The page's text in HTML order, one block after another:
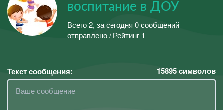
воспитание в ДОУ
Всего 2, за сегодня 0 сообщений
отправлено / Рейтинг 1
Текст сообщения: 15895символов